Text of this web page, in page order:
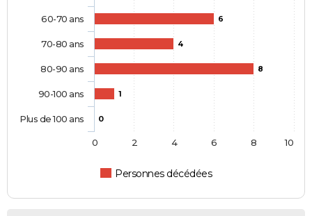
6
4
8
1
0
Personnes décédées
60-70 ans
70-80 ans
80-90 ans
90-100 ans
Plus de 100 ans
0 2 4 6 8 10